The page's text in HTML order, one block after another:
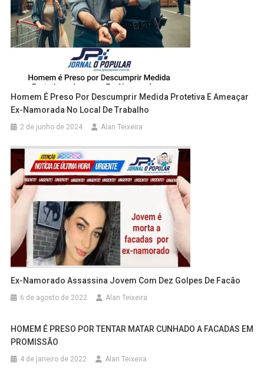
Homem É Preso Por Descumprir Medida Protetiva E Ameaçar
Ex-Namorada No Local De Trabalho
2 de junho de 2024 Alan Teixeira
Ex-Namorado Assassina Jovem Com Dez Golpes De Facão
6 de agosto de 2022 Alan Teixeira
HOMEM É PRESO POR TENTAR MATAR CUNHADO A FACADAS EM
PROMISSÃO
4 de janeiro de 2022 Alan Teixeira